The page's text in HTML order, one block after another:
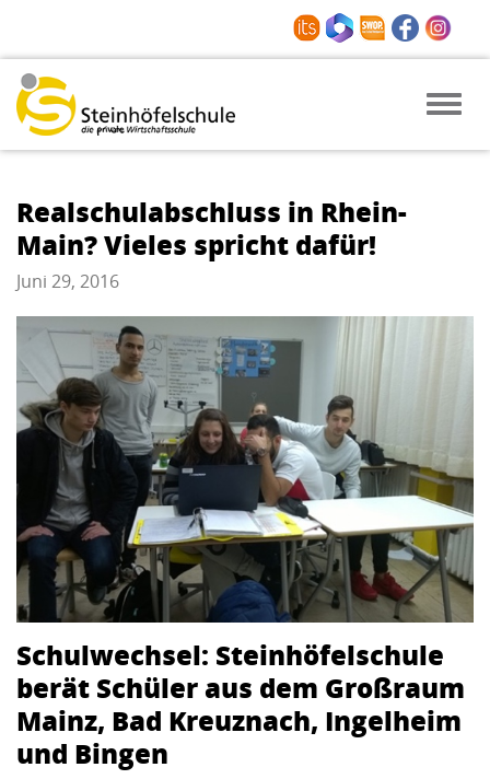
Toggle
Realschulabschluss in Rhein-
Main? Vieles spricht dafür!
Juni 29, 2016
Schulwechsel: Steinhöfelschule
berät Schüler aus dem Großraum
Mainz, Bad Kreuznach, Ingelheim
und Bingen